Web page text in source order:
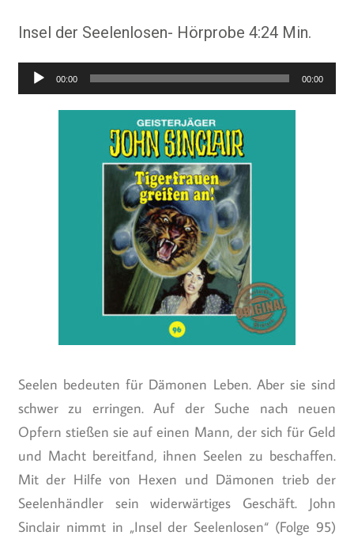
Insel der Seelenlosen- Hörprobe 4:24 Min.
Audio-
Player
00:00 00:00
Seelen bedeuten für Dämonen Leben. Aber sie sind
schwer zu erringen. Auf der Suche nach neuen
Opfern stießen sie auf einen Mann, der sich für Geld
und Macht bereitfand, ihnen Seelen zu beschaffen.
Mit der Hilfe von Hexen und Dämonen trieb der
Seelenhändler sein widerwärtiges Geschäft. John
Sinclair nimmt in „Insel der Seelenlosen“ (Folge 95)